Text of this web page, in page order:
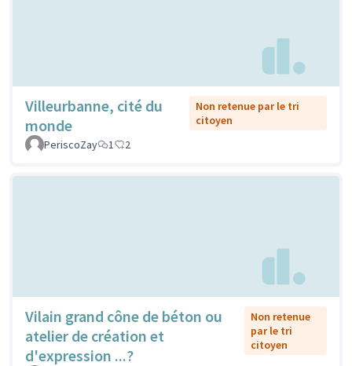
Villeurbanne, cité du
monde
Non retenue par le tri
citoyen
PeriscoZay
1 2
Vilain grand cône de béton ou
atelier de création et
d'expression ...?
Non retenue
par le tri
citoyen